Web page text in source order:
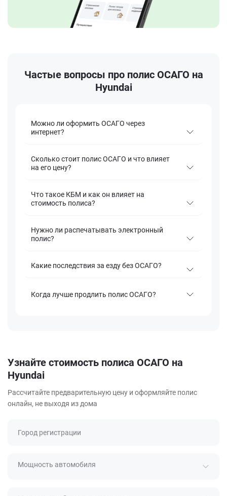
Частые вопросы про полис ОСАГО на
Hyundai
Можно ли оформить ОСАГО через
интернет?
Сколько стоит полис ОСАГО и что влияет
на его цену?
Что такое КБМ и как он влияет на
стоимость полиса?
Нужно ли распечатывать электронный
полис?
Какие последствия за езду без ОСАГО?
Когда лучше продлить полис ОСАГО?
Узнайте стоимость полиса ОСАГО на
Hyundai
Рассчитайте предварительную цену и оформляйте полис
онлайн, не выходя из дома
Город регистрации
Мощность автомобиля